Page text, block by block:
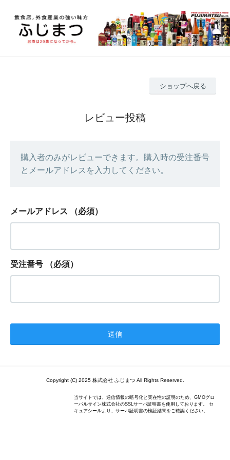
ショップへ戻る
レビュー投稿
購入者のみがレビューできます。購入時の受注番号
とメールアドレスを入力してください。
メールアドレス （必須）
受注番号 （必須）
Copyright (C) 2025 株式会社 ふじまつ All Rights Reserved.
当サイトでは、通信情報の暗号化と実在性の証明のため、GMOグロ
ーバルサイン株式会社のSSLサーバ証明書を使用しております。 セ
キュアシールより、サーバ証明書の検証結果をご確認ください。